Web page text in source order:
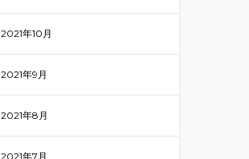
2021年10月
2021年9月
2021年8月
2021年7月